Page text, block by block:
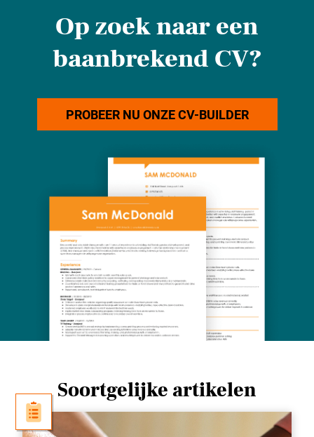
Op zoek naar een
baanbrekend CV?
PROBEER NU ONZE CV-BUILDER
Soortgelijke artikelen